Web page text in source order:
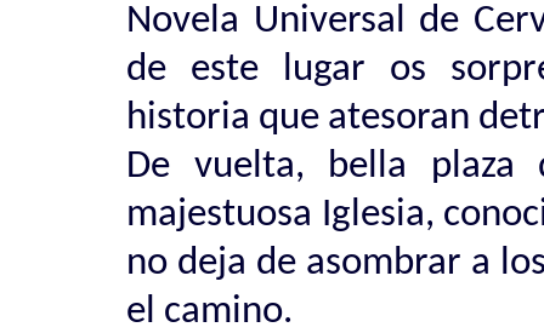
Novela Universal de
de este lugar os
historia que atesoran
De vuelta, bella
majestuosa Iglesia,
no deja de asombrar a
el camino.